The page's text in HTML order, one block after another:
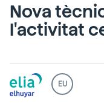
Nova
l'activitat
EU